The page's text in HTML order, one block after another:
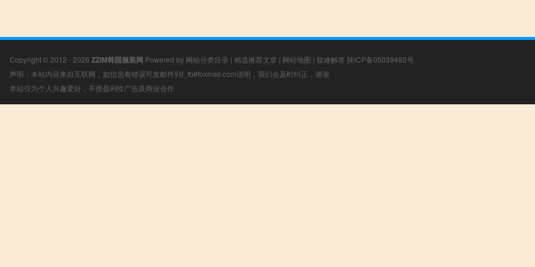
Copyright © 2012 - 2026 ZZIM韩国服装网 Powered by 网站分类目录 | 精选推荐文章 | 网站地图 | 疑难解答 陕ICP备05039492号
声明：本站内容来自互联网，如信息有错误可发邮件到f_fb#foxmail.com说明，我们会及时纠正，谢谢
本站仅为个人兴趣爱好，不接盈利性广告及商业合作